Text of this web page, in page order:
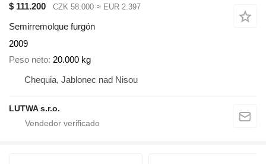
$ 111.200
CZK 58.000 ≈ EUR 2.397
Semirremolque furgón
2009
Peso neto 20.000 kg
Chequia, Jablonec nad Nisou
LUTWA s.r.o.